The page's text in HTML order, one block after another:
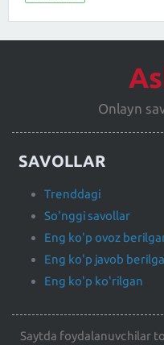
Onlayn
SAVOLLAR
Trenddagi
So'nggi savollar
Eng ko'p ovoz
Eng ko'p javob
Eng ko'p ko'rilgan
Saytda foydalanuvchilar